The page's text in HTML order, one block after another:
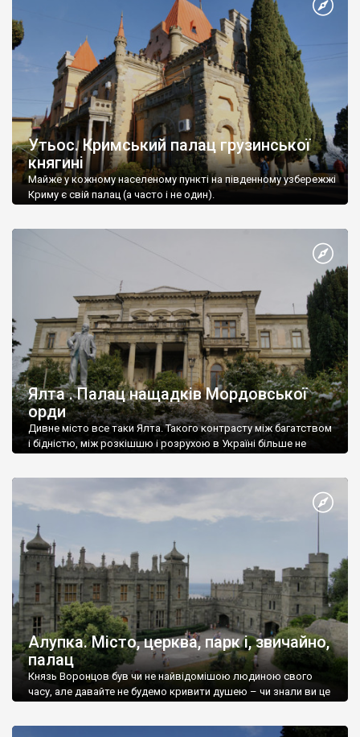
Утьос. Кримський палац грузинської
княгині
Майже у кожному населеному пункті на південному узбережжі
Криму є свій палац (а часто і не один).
Ялта . Палац нащадків Мордовської
орди
Дивне місто все таки Ялта. Такого контрасту між багатством
і бідністю, між розкішшю і розрухою в Україні більше не
Алупка. Місто, церква, парк і, звичайно,
палац
Князь Воронцов був чи не найвідомішою людиною свого
часу, але давайте не будемо кривити душею – чи знали ви це